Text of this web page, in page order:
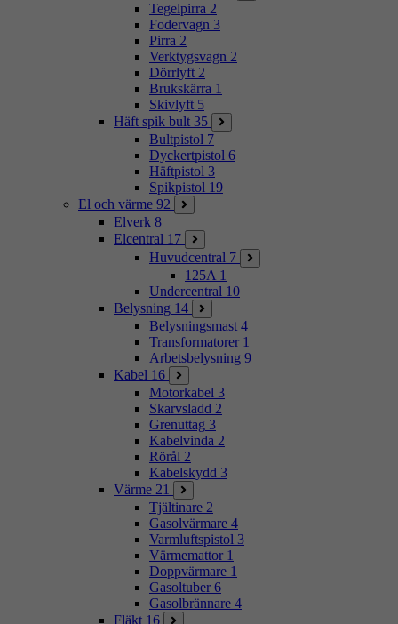
Tegelpirra 2
Fodervagn 3
Pirra 2
Verktygsvagn 2
Dörrlyft 2
Brukskärra 1
Skivlyft 5
Häft spik bult 35
Bultpistol 7
Dyckertpistol 6
Häftpistol 3
Spikpistol 19
El och värme 92
Elverk 8
Elcentral 17
Huvudcentral 7
125A 1
Undercentral 10
Belysning 14
Belysningsmast 4
Transformatorer 1
Arbetsbelysning 9
Kabel 16
Motorkabel 3
Skarvsladd 2
Grenuttag 3
Kabelvinda 2
Rörål 2
Kabelskydd 3
Värme 21
Tjältinare 2
Gasolvärmare 4
Varmluftspistol 3
Värmemattor 1
Doppvärmare 1
Gasoltuber 6
Gasolbrännare 4
Fläkt 16